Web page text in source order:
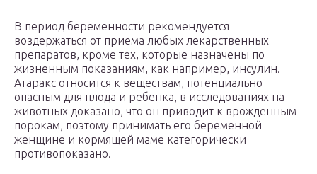
В период беременности рекомендуется
воздержаться от приема любых лекарственных
препаратов, кроме тех, которые назначены по
жизненным показаниям, как например, инсулин.
Атаракс относится к веществам, потенциально
опасным для плода и ребенка, в исследованиях на
животных доказано, что он приводит к врожденным
порокам, поэтому принимать его беременной
женщине и кормящей маме категорически
противопоказано.